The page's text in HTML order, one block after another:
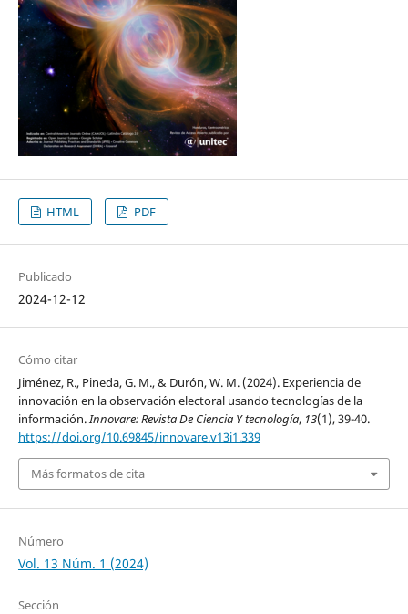
HTML PDF
Publicado
2024-12-12
Cómo citar
Jiménez, R., Pineda, G. M., & Durón, W. M. (2024). Experiencia de
innovación en la observación electoral usando tecnologías de la
información.Innovare: Revista De Ciencia Y tecnología, 13(1), 39-40.
https://doi.org/10.69845/innovare.v13i1.339
Más formatos de cita
Número
Vol. 13 Núm. 1 (2024)
Sección